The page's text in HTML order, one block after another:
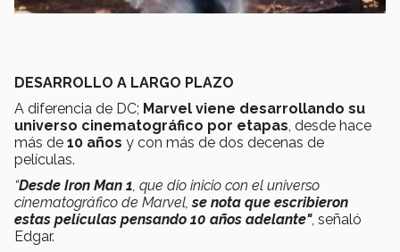
DESARROLLO A LARGO PLAZO
A diferencia de DC; Marvel viene desarrollando su
universo cinematográfico por etapas, desde hace
más de 10 años y con más de dos decenas de
películas.
“Desde Iron Man 1, que dio inicio con el universo
cinematográfico de Marvel,se nota que escribieron
estas películas pensando 10 años adelante", señaló
Edgar.